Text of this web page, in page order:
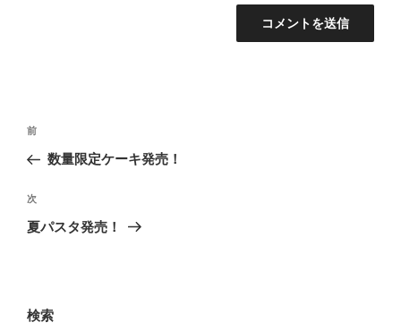
投
ナ
ビ
ゲ
ン
前
の
稿
前
数量限定ケーキ発売！
次
の
次
夏パスタ発売！
検索